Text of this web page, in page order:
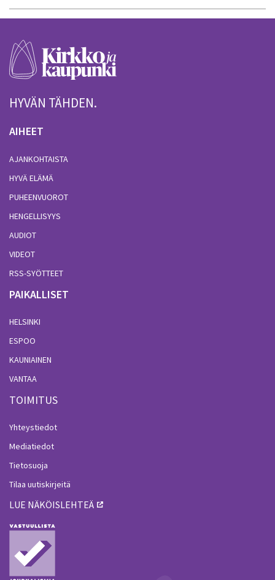
HYVÄN TÄHDEN.
AIHEET
AJANKOHTAISTA
HYVÄ ELÄMÄ
PUHEENVUOROT
HENGELLISYYS
AUDIOT
VIDEOT
RSS-SYÖTTEET
PAIKALLISET
HELSINKI
ESPOO
KAUNIAINEN
VANTAA
TOIMITUS
Yhteystiedot
Mediatiedot
Tietosuoja
Tilaa uutiskirjeitä
LUE NÄKÖISLEHTEÄ